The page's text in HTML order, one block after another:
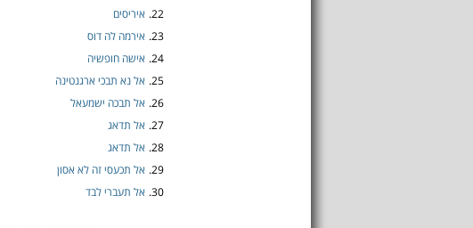
22. איריסים
23. אירמה לה דוס
24. אישה חופשיה
25. אל נא תבכי ארגנטינה
26. אל תבכה ישמעאל
27. אל תדאג
28. אל תדאג
29. אל תכעסי זה לא אסון
30. אל תעברי לבד